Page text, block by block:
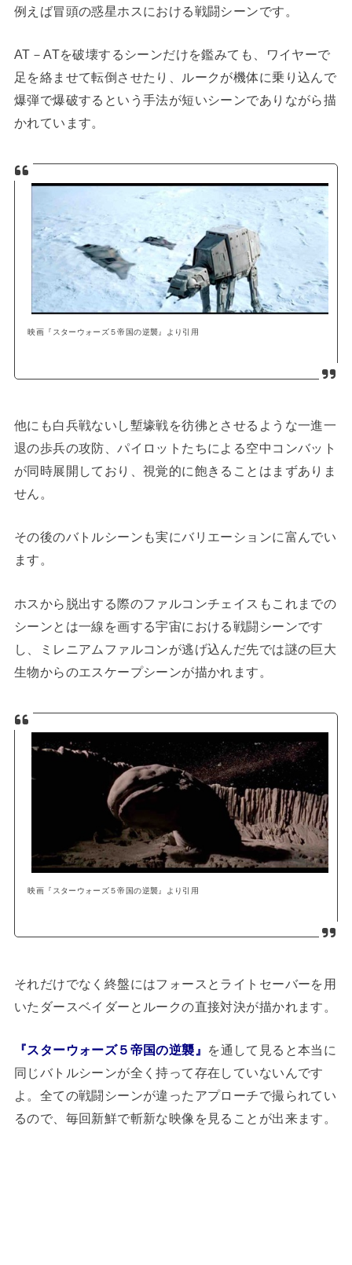
例えば冒頭の惑星ホスにおける戦闘シーンです。
AT－ATを破壊するシーンだけを鑑みても、ワイヤーで
足を絡ませて転倒させたり、ルークが機体に乗り込んで
爆弾で爆破するという手法が短いシーンでありながら描
かれています。
映画『スターウォーズ５帝国の逆襲』より引用
他にも白兵戦ないし塹壕戦を彷彿とさせるような一進一
退の歩兵の攻防、パイロットたちによる空中コンバット
が同時展開しており、視覚的に飽きることはまずありま
せん。
その後のバトルシーンも実にバリエーションに富んでい
ます。
ホスから脱出する際のファルコンチェイスもこれまでの
シーンとは一線を画する宇宙における戦闘シーンです
し、ミレニアムファルコンが逃げ込んだ先では謎の巨大
生物からのエスケープシーンが描かれます。
映画『スターウォーズ５帝国の逆襲』より引用
それだけでなく終盤にはフォースとライトセーバーを用
いたダースベイダーとルークの直接対決が描かれます。
『スターウォーズ５帝国の逆襲』
を通して見ると本当に
同じバトルシーンが全く持って存在していないんです
よ。全ての戦闘シーンが違ったアプローチで撮られてい
るので、毎回新鮮で斬新な映像を見ることが出来ます。